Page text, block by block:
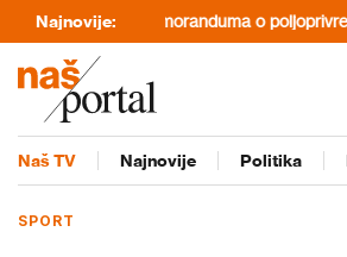
Najnovije:memoranduma o poljoprivredi U
Naš TV Najnovije Politika
SPORT